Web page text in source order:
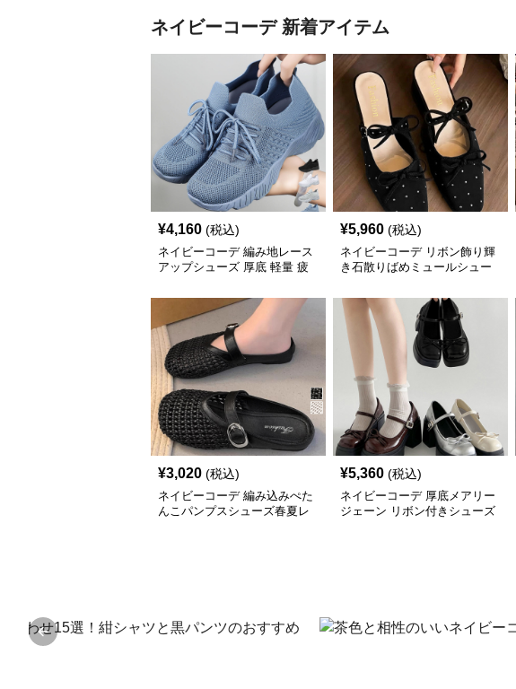
ネイビーコーデ 新着アイテム
¥4,160 (税込)
ネイビーコーデ 編み地レース
アップシューズ 厚底 軽量 疲
¥5,960 (税込)
ネイビーコーデ リボン飾り輝
き石散りばめミュールシュー
¥3,020 (税込)
ネイビーコーデ 編み込みぺた
んこパンプスシューズ春夏レ
¥5,360 (税込)
ネイビーコーデ 厚底メアリー
ジェーン リボン付きシューズ
Previous slide